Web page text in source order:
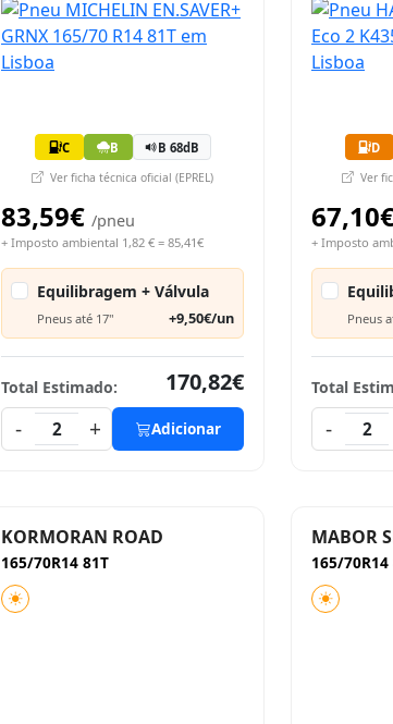
C B B 68dB
Ver ficha técnica oficial (EPREL)
83,59€ /pneu
+ Imposto ambiental 1,82 € = 85,41€
Equilibragem + Válvula
Pneus até 17" +9,50€/un
Total Estimado:
170,82€
-
2 + Adicionar
D
Ver
+ Imposto
Pneus
Total
-
2
KORMORAN ROAD
165/70R14 81T
MABOR
165/70R14